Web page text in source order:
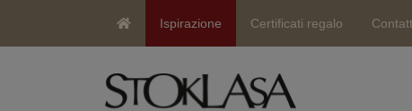
Ispirazione Certificati regalo